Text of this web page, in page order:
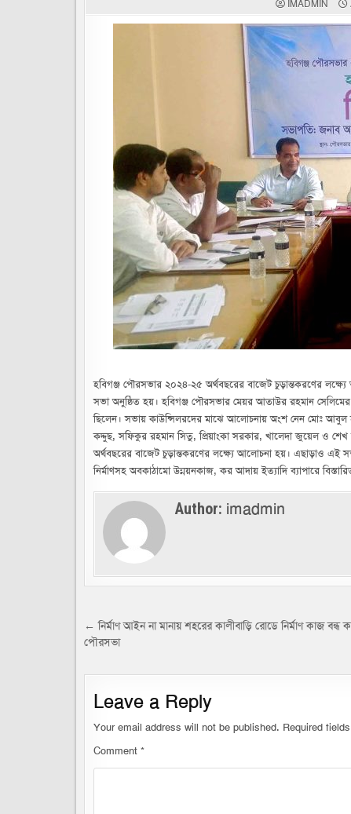
IMADMIN
হবিগঞ্জ পৌরসভার ২০২৪-২৫ অর্থবছরের বাজেট চুড়ান্তকরণের
সভা অনুষ্ঠিত হয়। হবিগঞ্জ পৌরসভার মেয়র আতাউর রহমান
ছিলেন। সভায় কাউন্সিলরদের মাঝে আলোচনায় অংশ নেন মোঃ আবুল
কদ্দুছ, সফিকুর রহমান সিতু, প্রিয়াংকা সরকার, খালেদা জুয়েল ও
অর্থবছরের বাজেট চুড়ান্তকরণের লক্ষ্যে আলোচনা হয়। এছাড়াও
নির্মাণসহ অবকাঠামো উন্নয়নকাজ, কর আদায় ইত্যাদি ব্যাপারে
Author: imadmin
Post
navigation
← নির্মাণ আইন না মানায় শহরের কালীবাড়ি রোডে নির্মাণ কাজ বন্ধ
পৌরসভা
Leave a Reply
Your email address will not be published. Required
Comment *